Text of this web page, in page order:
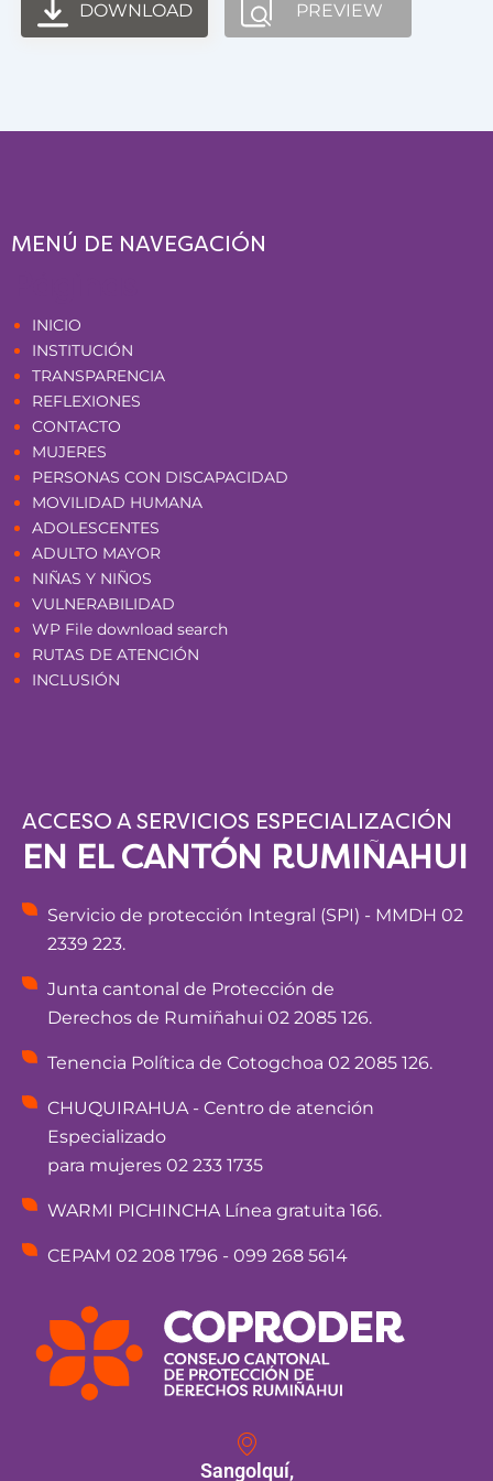
DOWNLOAD PREVIEW
MENÚ DE NAVEGACIÓN
INICIO
INSTITUCIÓN
TRANSPARENCIA
REFLEXIONES
CONTACTO
MUJERES
PERSONAS CON DISCAPACIDAD
MOVILIDAD HUMANA
ADOLESCENTES
ADULTO MAYOR
NIÑAS Y NIÑOS
VULNERABILIDAD
WP File download search
RUTAS DE ATENCIÓN
INCLUSIÓN
ACCESO A SERVICIOS ESPECIALIZACIÓN
EN EL CANTÓN RUMIÑAHUI
Servicio de protección Integral (SPI) - MMDH 02
2339 223.
Junta cantonal de Protección de
Derechos de Rumiñahui 02 2085 126.
Tenencia Política de Cotogchoa 02 2085 126.
CHUQUIRAHUA - Centro de atención
Especializado
para mujeres 02 233 1735
WARMI PICHINCHA Línea gratuita 166.
CEPAM 02 208 1796 - 099 268 5614
Sangolquí,